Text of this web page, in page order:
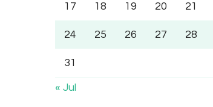
17 18 19 20 21
24 25 26 27 28
31
« Jul